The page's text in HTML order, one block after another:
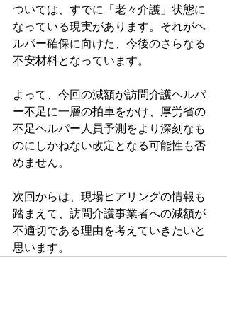
ついては、すでに「老々介護」状態に
なっている現実があります。それがヘ
ルパー確保に向けた、今後のさらなる
不安材料となっています。
よって、今回の減額が訪問介護ヘルパ
ー不足に一層の拍車をかけ、厚労省の
不足ヘルパー人員予測をより深刻なも
のにしかねない改定となる可能性も否
めません。
次回からは、現場ヒアリングの情報も
踏まえて、訪問介護事業者への減額が
不適切である理由を考えていきたいと
思います。